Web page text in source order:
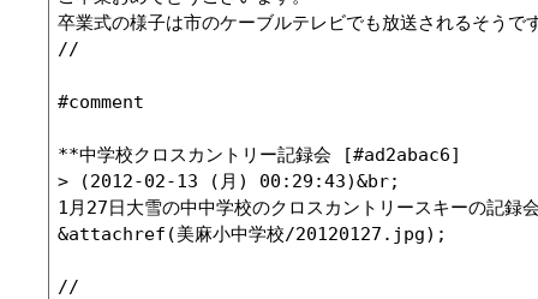
卒業式の様子は市のケーブルテレビでも放送されるそうで
//
#comment
**中学校クロスカントリー記録会 [#ad2abac6]
> (2012-02-13 (月) 00:29:43)&br;
1月27日大雪の中中学校のクロスカントリースキーの記録
&attachref(美麻小中学校/20120127.jpg);
//